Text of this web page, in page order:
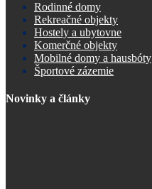
Rodinné domy
Rekreačné objekty
Hostely a ubytovne
Komerčné objekty
Mobilné domy a hausbóty
Športové zázemie
Novinky a články